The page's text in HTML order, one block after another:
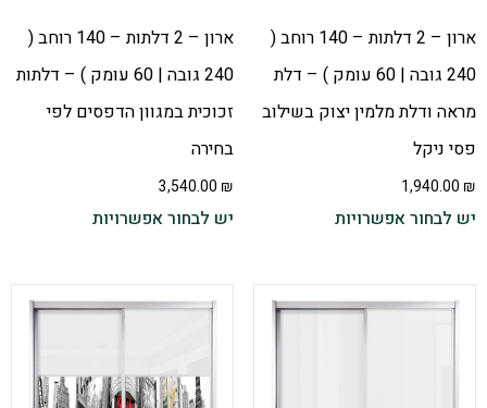
ארון – 2 דלתות – 140 רוחב (
240 גובה | 60 עומק ) – דלת
מראה ודלת מלמין יצוק בשילוב
פסי ניקל
1,940.00 ₪
יש לבחור אפשרויות
ארון – 2 דלתות – 140 רוחב (
240 גובה | 60 עומק ) – דלתות
זכוכית במגוון הדפסים לפי
בחירה
3,540.00 ₪
יש לבחור אפשרויות